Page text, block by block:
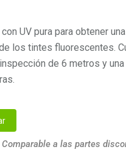
UV pura para obtener una
los tintes fluorescentes.
de 6 metros y una
Comparable a las partes